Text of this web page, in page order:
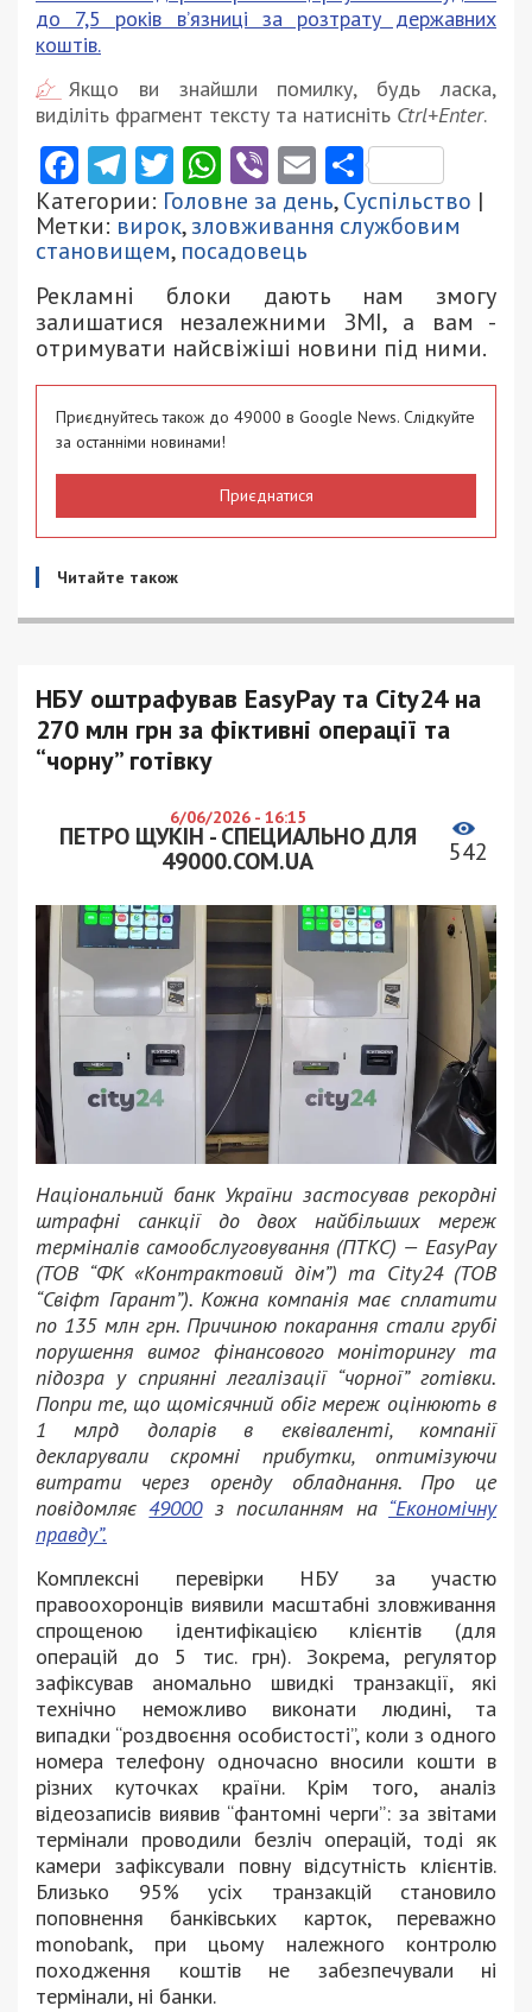
до 7,5 років в’язниці за розтрату державних
коштів.
Якщо ви знайшли помилку, будь ласка,
виділіть фрагмент тексту та натисніть Ctrl+Enter.
Facebook
Telegram
Twitter
WhatsApp
ViberEmail
Категории: Головне за день,Суспільство |
Метки: вирок,зловживання службовим
становищем, посадовець
Рекламні блоки дають нам змогу
залишатися незалежними ЗМІ, а вам -
отримувати найсвіжіші новини під ними.
Приєднуйтесь також до 49000 в Google News. Слідкуйте
за останніми новинами!
Приєднатися
Читайте також
НБУ оштрафував EasyPay та City24 на
270 млн грн за фіктивні операції та
“чорну” готівку
6/06/2026 - 16:15
ПЕТРО ЩУКІН - СПЕЦИАЛЬНО ДЛЯ
49000.COM.UA
542
Національний банк України застосував рекордні
штрафні санкції до двох найбільших мереж
терміналів самообслуговування (ПТКС) — EasyPay
(ТОВ “ФК «Контрактовий дім”) та City24 (ТОВ
“Свіфт Гарант”). Кожна компанія має сплатити
по 135 млн грн. Причиною покарання стали грубі
порушення вимог фінансового моніторингу та
підозра у сприянні легалізації “чорної” готівки.
Попри те, що щомісячний обіг мереж оцінюють в
1 млрд доларів в еквіваленті, компанії
декларували скромні прибутки, оптимізуючи
витрати через оренду обладнання. Про це
повідомляє49000з посиланням на “Економічну
правду”.
Комплексні перевірки НБУ за участю
правоохоронців виявили масштабні зловживання
спрощеною ідентифікацією клієнтів (для
операцій до 5 тис. грн). Зокрема, регулятор
зафіксував аномально швидкі транзакції, які
технічно неможливо виконати людині, та
випадки “роздвоєння особистості”, коли з одного
номера телефону одночасно вносили кошти в
різних куточках країни. Крім того, аналіз
відеозаписів виявив “фантомні черги”: за звітами
термінали проводили безліч операцій, тоді як
камери зафіксували повну відсутність клієнтів.
Близько 95% усіх транзакцій становило
поповнення банківських карток, переважно
monobank, при цьому належного контролю
походження коштів не забезпечували ні
термінали, ні банки.